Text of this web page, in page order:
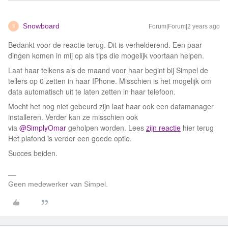
S Snowboard Forum|Forum|2 years ago
Bedankt voor de reactie terug. Dit is verhelderend. Een paar
dingen komen in mij op als tips die mogelijk voortaan helpen.
Laat haar telkens als de maand voor haar begint bij Simpel de
tellers op 0 zetten in haar IPhone. Misschien is het mogelijk om
data automatisch uit te laten zetten in haar telefoon.
Mocht het nog niet gebeurd zijn laat haar ook een datamanager
installeren. Verder kan ze misschien ook
via @SimplyOmar geholpen worden. Lees zijn reactie hier terug
Het plafond is verder een goede optie.
Succes beiden.
Geen medewerker van Simpel.